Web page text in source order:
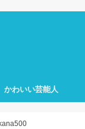
かわいい芸能人